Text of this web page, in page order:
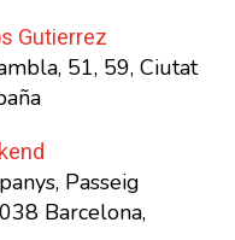
Gutierrez
51, 59, Ciutat
Passeig
Barcelona,